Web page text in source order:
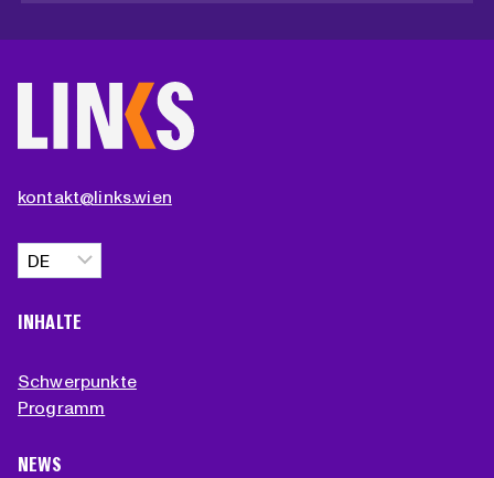
kontakt@links.wien
Sprache
auswählen
INHALTE
Schwerpunkte
Programm
NEWS